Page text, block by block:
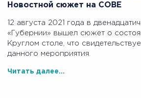
Новостной сюжет на СОВE
12 августа 2021 года в
«Губернии» вышел сюжет о
Круглом столе, что
данного мероприятия.
Читать далее...